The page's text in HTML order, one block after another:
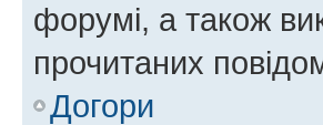
форумі, а також
прочитаних
Догори